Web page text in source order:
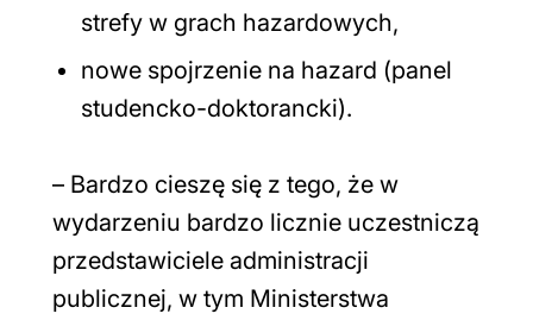
strefy w grach hazardowych,
nowe spojrzenie na hazard (panel
studencko-doktorancki).
– Bardzo cieszę się z tego, że w
wydarzeniu bardzo licznie uczestniczą
przedstawiciele administracji
publicznej, w tym Ministerstwa